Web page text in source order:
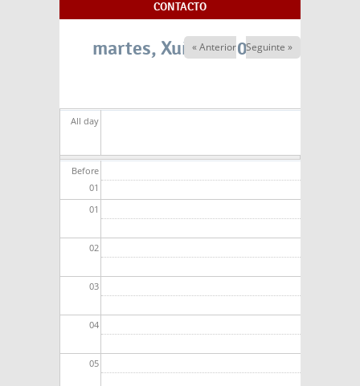
CONTACTO
martes, Xuño 2, 2026
« Anterior Seguinte »
All day
Before
01
01
02
03
04
05